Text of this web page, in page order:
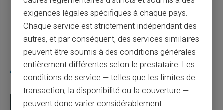
Article suivant
Articles similaires
exigences légales spécifiques à chaque pays.
Chaque service est strictement indépendant des
autres, et par conséquent, des services similaires
peuvent être soumis à des conditions générales
entièrement différentes selon le prestataire. Les
conditions de service — telles que les limites de
transaction, la disponibilité ou la couverture —
peuvent donc varier considérablement.